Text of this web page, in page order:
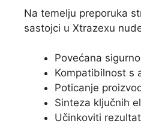
Na temelju preporuka
sastojci u Xtrazexu
Povećana
Kompatibilnost s
Poticanje
Sinteza ključnih
Učinkoviti